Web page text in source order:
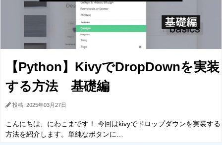
【Python】KivyでDropDownを実装
する方法 基礎編
投稿: 2025年03月27日
こんにちは、にわこまです！ 今回はkivyでドロップダウンを実装する
方法を紹介します。単純なボタンに…